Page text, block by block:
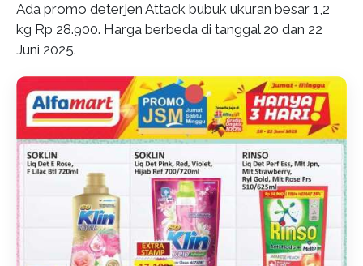
Ada promo deterjen Attack bubuk ukuran besar 1,2
kg Rp 28.900. Harga berbeda di tanggal 20 dan 22
Juni 2025.